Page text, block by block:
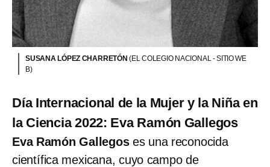
SUSANA LÓPEZ CHARRETÓN(EL COLEGIO NACIONAL - SITIO WE
B)
Día Internacional de la Mujer y la Niña en
la Ciencia 2022: Eva Ramón Gallegos
Eva Ramón Gallegoses una reconocida
científica mexicana, cuyo campo de